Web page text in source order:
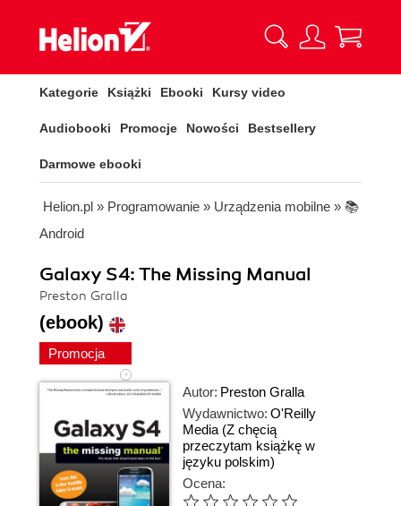
Kategorie Książki Ebooki Kursy video
Audiobooki Promocje Nowości Bestsellery
Darmowe ebooki
Helion.pl » Programowanie » Urządzenia mobilne » 📚
Android
Galaxy S4: The Missing Manual
Preston Gralla
(ebook)
Promocja
Autor: Preston Gralla
Wydawnictwo: O'Reilly
Media (Z chęcią
przeczytam książkę w
języku polskim)
Ocena: